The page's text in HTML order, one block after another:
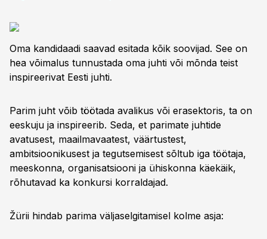
Oma kandidaadi saavad esitada kõik soovijad. See on
hea võimalus tunnustada oma juhti või mõnda teist
inspireerivat Eesti juhti.
Parim juht võib töötada avalikus või erasektoris, ta on
eeskuju ja inspireerib. Seda, et parimate juhtide
avatusest, maailmavaatest, väärtustest,
ambitsioonikusest ja tegutsemisest sõltub iga töötaja,
meeskonna, organisatsiooni ja ühiskonna käekäik,
rõhutavad ka konkursi korraldajad.
Žürii hindab parima väljaselgitamisel kolme asja: